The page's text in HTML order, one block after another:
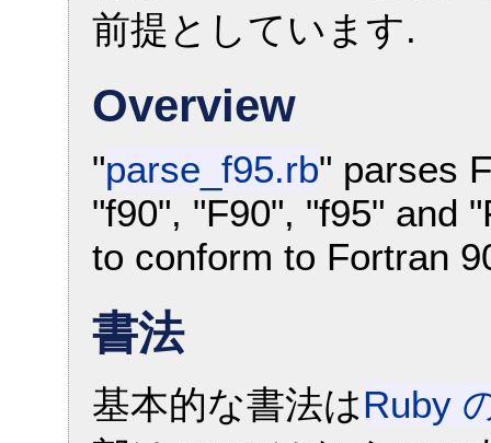
前提としています.
Overview
"parse_f95.rb" parses
"f90", "F90", "f95" and
to conform to Fortran
書法
基本的な書法はRuby